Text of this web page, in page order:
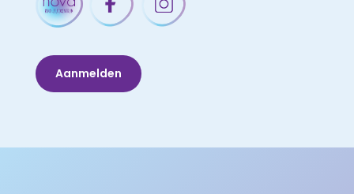
Aanmelden